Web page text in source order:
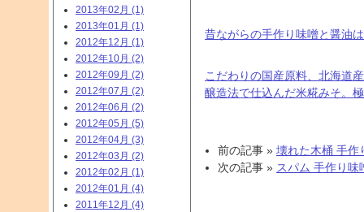
昔ながらの手作り味噌と醤油
こだわりの国産原料、北海道
醸造法で仕込んだ米糀みそ。
前の記事 » 壊れた木桶 手作
次の記事 » スパム 手作り
2013年02月 (1)
2013年01月 (1)
2012年12月 (1)
2012年10月 (2)
2012年09月 (2)
2012年07月 (2)
2012年06月 (2)
2012年05月 (5)
2012年04月 (3)
2012年03月 (2)
2012年02月 (1)
2012年01月 (4)
2011年12月 (4)